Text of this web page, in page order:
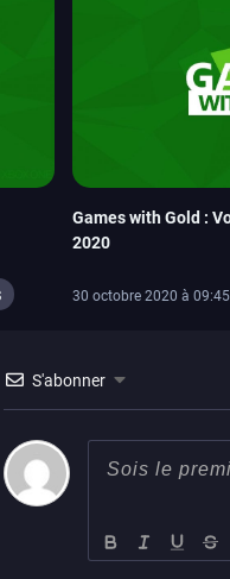
Games with Gold :
2020
30 octobre 2020 à 09:45
S'abonner